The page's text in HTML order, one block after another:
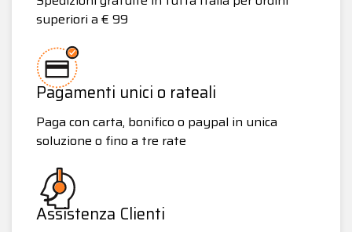
superiori a € 99
Pagamenti unici o rateali
Paga con carta, bonifico o paypal in unica
soluzione o fino a tre rate
Assistenza Clienti